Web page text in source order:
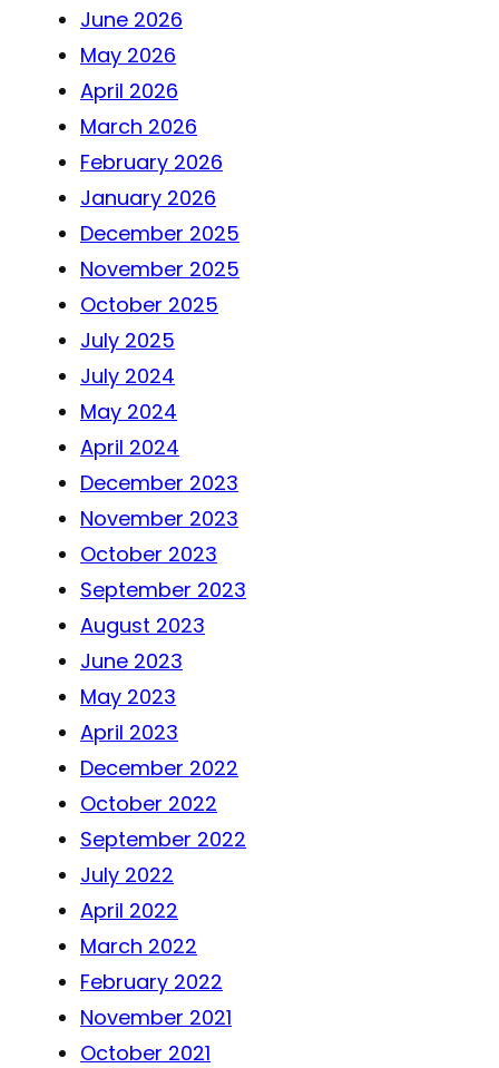
June 2026
May 2026
April 2026
March 2026
February 2026
January 2026
December 2025
November 2025
October 2025
July 2025
July 2024
May 2024
April 2024
December 2023
November 2023
October 2023
September 2023
August 2023
June 2023
May 2023
April 2023
December 2022
October 2022
September 2022
July 2022
April 2022
March 2022
February 2022
November 2021
October 2021